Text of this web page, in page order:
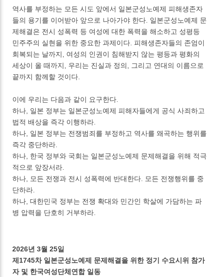
역사를 부정하는 모든 시도 앞에서 일본군성노예제 피해생존자
들의 용기를 이어받아 앞으로 나아가야 한다. 일본군성노예제 문
제해결은 전시 성폭력 등 여성에 대한 폭력을 해소하고 성평등
민주주의 실현을 위한 중요한 과제이다. 피해생존자들의 존엄이
회복되는 날까지, 여성의 인권이 침해받지 않는 평등과 평화의
세상이 올 때까지, 우리는 진실과 정의, 그리고 연대의 이름으로
끝까지 함께할 것이다.
이에 우리는 다음과 같이 요구한다.
하나, 일본 정부는 일본군성노예제 피해자들에게 공식 사죄하고
법적 배상을 즉각 이행하라.
하나, 일본 정부는 전쟁범죄를 부정하고 역사를 왜곡하는 행위를
즉각 중단하라.
하나, 한국 정부와 국회는 일본군성노예제 문제해결을 위해 적극
적으로 앞장서라.
하나, 모든 전쟁과 전시 성폭력에 반대한다. 모든 전쟁행위를 중
단하라.
하나, 대한민국 정부는 전쟁 확대와 민간인 학살에 가담하는 파
병 압력을 단호히 거부하라.
2026년 3월 25일
제1745차 일본군성노예제 문제해결을 위한 정기 수요시위 참가
자 및 한국여성단체연합 일동